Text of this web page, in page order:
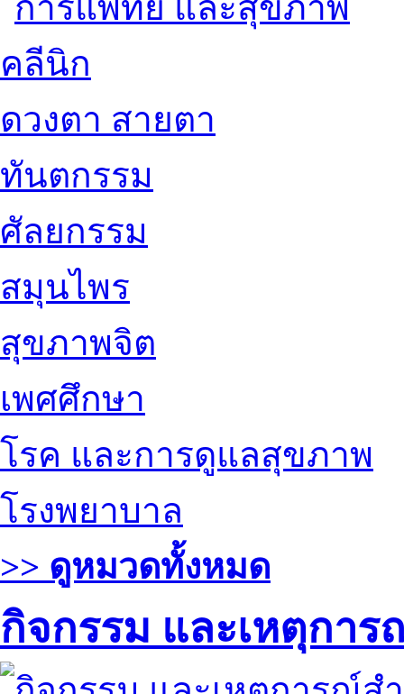
คลีนิก
ดวงตา สายตา
ทันตกรรม
ศัลยกรรม
สมุนไพร
สุขภาพจิต
เพศศึกษา
โรค และการดูแลสุขภาพ
โรงพยาบาล
>> ดูหมวดทั้งหมด
กิจกรรม และเหตุกา